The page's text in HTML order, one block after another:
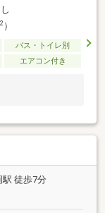
2）
バス・トイレ別
エアコン付き
駅 徒歩7分